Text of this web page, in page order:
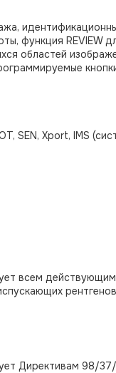
функция REVIEW
областей
SEN, Xport, IMS
всем
Директивам 98/